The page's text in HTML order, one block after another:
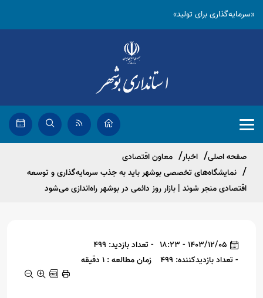
«سرمایه‌گذاری برای تولید»
صفحه اصلی اخبار
معاون اقتصادی
نمایشگاه‌های تخصصی بوشهر باید به جذب سرمایه‌گذاری و توسعه
اقتصادی منجر شوند | بازار روز دائمی در بوشهر راه‌اندازی می‌شود
1403/12/05 - 18:23
- تعداد بازدید: 499
- تعداد بازدیدکننده: 499
زمان مطالعه : 1 دقیقه